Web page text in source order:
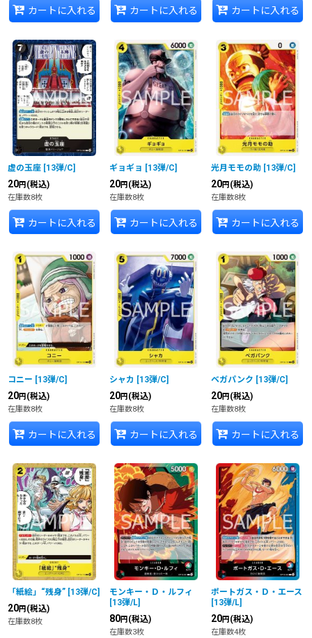
カートに入れる カートに入れる カートに入れる
虚の玉座 [13弾/C]
20円 (税込)
在庫数8枚
カートに入れる
ギョギョ [13弾/C]
20円 (税込)
在庫数8枚
カートに入れる
光月モモの助 [13弾/C]
20円 (税込)
在庫数8枚
カートに入れる
コニー [13弾/C]
20円 (税込)
在庫数8枚
カートに入れる
シャカ [13弾/C]
20円 (税込)
在庫数8枚
カートに入れる
ベガパンク [13弾/C]
20円 (税込)
在庫数8枚
カートに入れる
「紙絵」“残身” [13弾/C]
20円 (税込)
在庫数8枚
モンキー・Ｄ・ルフィ
[13弾/L]
80円 (税込)
在庫数3枚
ポートガス・Ｄ・エース
[13弾/L]
20円 (税込)
在庫数4枚